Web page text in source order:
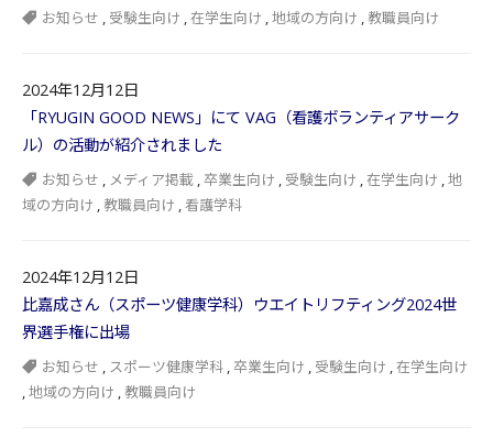
お知らせ , 受験生向け ,在学生向け ,地域の方向け , 教職員向け
2024年12月12日
「RYUGIN GOOD NEWS」にて VAG（看護ボランティアサーク
ル）の活動が紹介されました
お知らせ , メディア掲載 ,卒業生向け , 受験生向け ,在学生向け ,地
域の方向け , 教職員向け ,看護学科
2024年12月12日
比嘉成さん（スポーツ健康学科）ウエイトリフティング2024世
界選手権に出場
お知らせ , スポーツ健康学科 ,卒業生向け , 受験生向け ,在学生向け
,地域の方向け , 教職員向け